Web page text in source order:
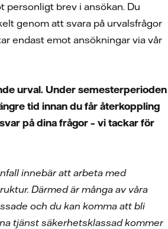
personligt brev i ansökan. Du
genom att svara på urvalsfrågor
endast emot ansökningar via vår
urval. Under semesterperioden
tid innan du får återkoppling
på dina frågor – vi tackar för
innebär att arbeta med
Därmed är många av våra
och du kan komma att bli
tjänst säkerhetsklassad kommer